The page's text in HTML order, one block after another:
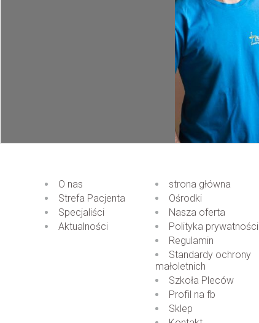
O nas
Strefa Pacjenta
Specjaliści
Aktualności
strona główna
Ośrodki
Nasza oferta
Polityka prywatności
Regulamin
Standardy ochrony
małoletnich
Szkoła Pleców
Profil na fb
Sklep